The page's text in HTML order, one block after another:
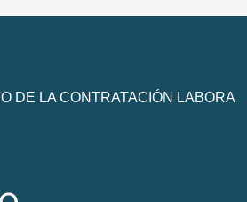
DE LA CONTRATACIÓN LABORA